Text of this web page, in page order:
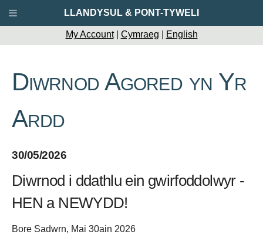
My Account| Cymraeg English
Diwrnod Agored yn Yr
Ardd
30/05/2026
Diwrnod i ddathlu ein gwirfoddolwyr -
HEN a NEWYDD!
Bore Sadwrn, Mai 30ain 2026
LLANDYSUL & PONT-TYWELI